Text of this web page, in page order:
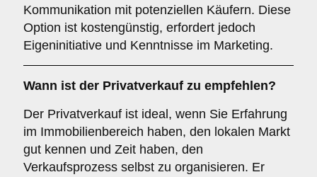
Kommunikation mit potenziellen Käufern. Diese
Option ist kostengünstig, erfordert jedoch
Eigeninitiative und Kenntnisse im Marketing.
Wann ist der Privatverkauf zu empfehlen?
Der Privatverkauf ist ideal, wenn Sie Erfahrung
im Immobilienbereich haben, den lokalen Markt
gut kennen und Zeit haben, den
Verkaufsprozess selbst zu organisieren. Er